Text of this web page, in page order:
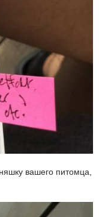
вашего питомца,